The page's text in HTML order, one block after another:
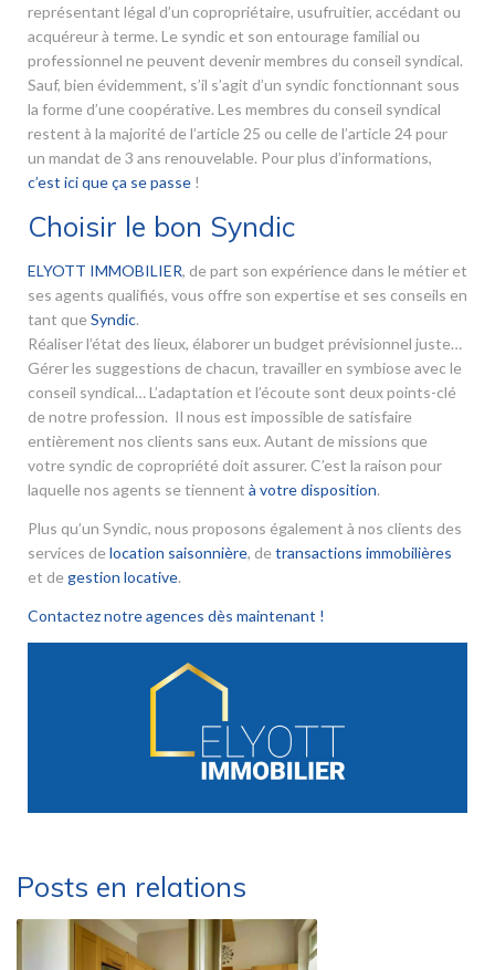
représentant légal d’un copropriétaire, usufruitier, accédant ou
acquéreur à terme. Le syndic et son entourage familial ou
professionnel ne peuvent devenir membres du conseil syndical.
Sauf, bien évidemment, s’il s’agit d’un syndic fonctionnant sous
la forme d’une coopérative. Les membres du conseil syndical
restent à la majorité de l’article 25 ou celle de l’article 24 pour
un mandat de 3 ans renouvelable. Pour plus d’informations,
c’est ici que ça se passe !
Choisir le bon Syndic
ELYOTT IMMOBILIER, de part son expérience dans le métier et
ses agents qualifiés, vous offre son expertise et ses conseils en
tant que Syndic.
Réaliser l’état des lieux, élaborer un budget prévisionnel juste…
Gérer les suggestions de chacun, travailler en symbiose avec le
conseil syndical… L’adaptation et l’écoute sont deux points-clé
de notre profession. Il nous est impossible de satisfaire
entièrement nos clients sans eux. Autant de missions que
votre syndic de copropriété doit assurer. C’est la raison pour
laquelle nos agents se tiennent à votre disposition.
Plus qu’un Syndic, nous proposons également à nos clients des
services de location saisonnière, de transactions immobilières
et de gestion locative.
Contactez notre agences dès maintenant !
Posts en relations